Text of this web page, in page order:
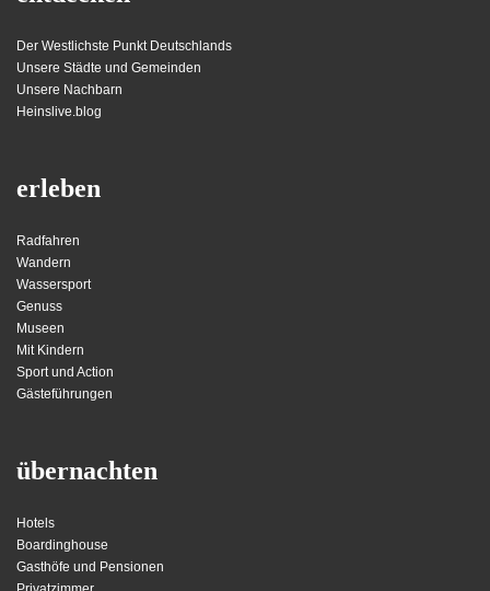
Der Westlichste Punkt Deutschlands
Unsere Städte und Gemeinden
Unsere Nachbarn
Heinslive.blog
erleben
Radfahren
Wandern
Wassersport
Genuss
Museen
Mit Kindern
Sport und Action
Gästeführungen
übernachten
Hotels
Boardinghouse
Gasthöfe und Pensionen